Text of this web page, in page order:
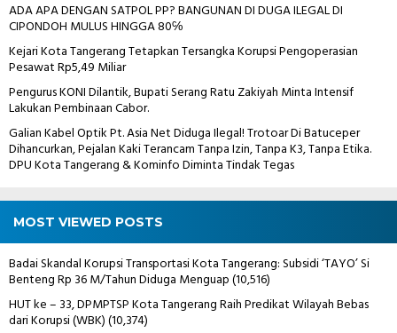
ADA APA DENGAN SATPOL PP? BANGUNAN DI DUGA ILEGAL DI
CIPONDOH MULUS HINGGA 80℅
Kejari Kota Tangerang Tetapkan Tersangka Korupsi Pengoperasian
Pesawat Rp5,49 Miliar
Pengurus KONI Dilantik, Bupati Serang Ratu Zakiyah Minta Intensif
Lakukan Pembinaan Cabor.
Galian Kabel Optik Pt. Asia Net Diduga Ilegal! Trotoar Di Batuceper
Dihancurkan, Pejalan Kaki Terancam Tanpa Izin, Tanpa K3, Tanpa Etika.
DPU Kota Tangerang & Kominfo Diminta Tindak Tegas
MOST VIEWED POSTS
Badai Skandal Korupsi Transportasi Kota Tangerang: Subsidi ‘TAYO’ Si
Benteng Rp 36 M/Tahun Diduga Menguap(10,516)
HUT ke – 33, DPMPTSP Kota Tangerang Raih Predikat Wilayah Bebas
dari Korupsi (WBK)(10,374)